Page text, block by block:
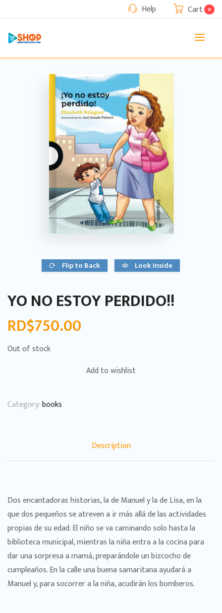
Help Cart 0
Flip to Back Look Inside
YO NO ESTOY PERDIDO!!
RD$750.00
Out of stock
Add to wishlist
Category:books
Description
Dos encantadoras historias, la de Manuel y la de Lisa, en la
que dos pequeños se atreven a ir más allá de las actividades
propias de su edad. El niño se va caminando solo hasta la
biblioteca municipal, mientras la niña entra a la cocina para
dar una sorpresa a mamá, preparándole un bizcocho de
cumpleaños. En la calle una buena samaritana ayudará a
Manuel y, para socorrer a la niña, acudirán los bomberos.